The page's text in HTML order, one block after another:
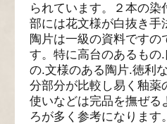
られています。２本の染
部には花文様が白抜き手
陶片は一級の資料ですの
す。特に高台のあるもの
の.文様のある陶片.徳利
分部分が比較し易く釉薬
使いなどは完品を撫ぜる
ろが多く参考になります。